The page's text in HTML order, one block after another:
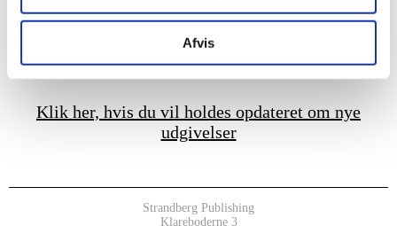
Afvis
THIELSKA GALLERIET
Klik her, hvis du vil holdes opdateret om nye
udgivelser
Strandberg Publishing
Klareboderne 3